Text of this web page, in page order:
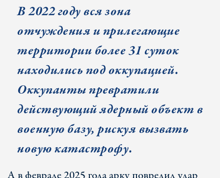
В 2022 году вся зона
отчуждения и прилегающие
территории более 31 суток
находились под оккупацией.
Оккупанты превратили
действующий ядерный объект в
военную базу, рискуя вызвать
новую катастрофу.